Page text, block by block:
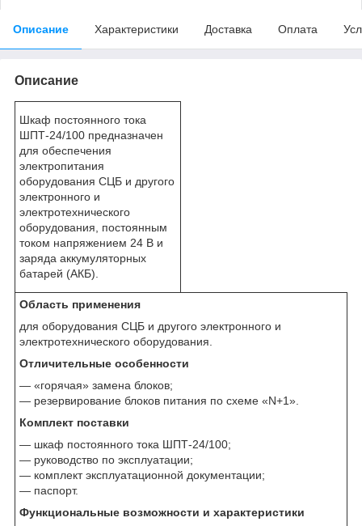
Описание Характеристики Доставка Оплата
Описание
Шкаф постоянного тока
ШПТ-24/100 предназначен
для обеспечения
электропитания
оборудования СЦБ и другого
электронного и
электротехнического
оборудования, постоянным
током напряжением 24 В и
заряда аккумуляторных
батарей (АКБ).
Область применения
для оборудования СЦБ и другого электронного и
электротехнического оборудования.
Отличительные особенности
— «горячая» замена блоков;
— резервирование блоков питания по схеме «N+1».
Комплект поставки
— шкаф постоянного тока ШПТ-24/100;
— руководство по эксплуатации;
— комплект эксплуатационной документации;
— паспорт.
Функциональные возможности и характеристики